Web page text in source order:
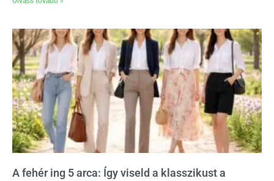
A fehér ing 5 arca: Így viseld a klasszikust a